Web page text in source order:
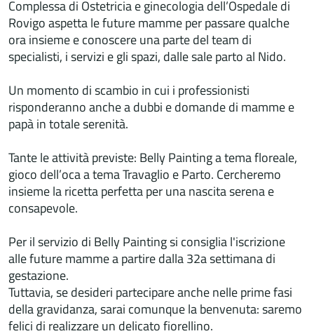
Complessa di Ostetricia e ginecologia dell’Ospedale di
Rovigo aspetta le future mamme per passare qualche
ora insieme e conoscere una parte del team di
specialisti, i servizi e gli spazi, dalle sale parto al Nido.
Un momento di scambio in cui i professionisti
risponderanno anche a dubbi e domande di mamme e
papà in totale serenità.
Tante le attività previste: Belly Painting a tema floreale,
gioco dell’oca a tema Travaglio e Parto. Cercheremo
insieme la ricetta perfetta per una nascita serena e
consapevole.
Per il servizio di Belly Painting si consiglia l'iscrizione
alle future mamme a partire dalla 32a settimana di
gestazione.
Tuttavia, se desideri partecipare anche nelle prime fasi
della gravidanza, sarai comunque la benvenuta: saremo
felici di realizzare un delicato fiorellino.